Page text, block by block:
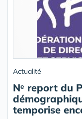
Actualité
Nᵉ report du
temporise